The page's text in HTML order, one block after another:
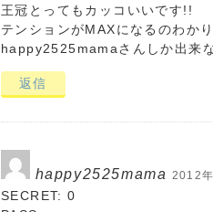
王冠とってもカッコいいです!!
テンションがMAXになるのわかり
happy2525mamaさんしか出来
返信
happy2525mama 2012
SECRET: 0